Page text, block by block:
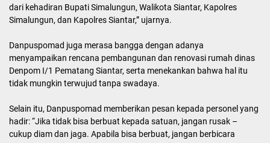
dari kehadiran Bupati Simalungun, Walikota Siantar, Kapolres
Simalungun, dan Kapolres Siantar,” ujarnya.
Danpuspomad juga merasa bangga dengan adanya
menyampaikan rencana pembangunan dan renovasi rumah dinas
Denpom I/1 Pematang Siantar, serta menekankan bahwa hal itu
tidak mungkin terwujud tanpa swadaya.
Selain itu, Danpuspomad memberikan pesan kepada personel yang
hadir: “Jika tidak bisa berbuat kepada satuan, jangan rusak –
cukup diam dan jaga. Apabila bisa berbuat, jangan berbicara